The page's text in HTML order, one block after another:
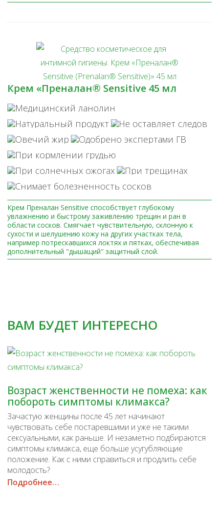
Крем «Преналан® Sensitive 45 мл
Крем Преналан Sensitive способствует глубокому
увлажнению и быстрому заживлению трещин и ран в
области сосков. Смягчает чувствительную, склонную к
сухости и шелушению кожу на других участках тела,
например потрескавшихся локтях и пятках, обеспечивая
дополнительный "дышащий" защитный слой.
ВАМ БУДЕТ ИНТЕРЕСНО
Возраст женственности не помеха: как
побороть симптомы климакса?
Зачастую женщины после 45 лет начинают
чувствовать себе постаревшими и уже не такими
сексуальными, как раньше. И незаметно подбираются
симптомы климакса, еще больше усугубляющие
положение. Как с ними справиться и продлить себе
молодость?
Подробнее…